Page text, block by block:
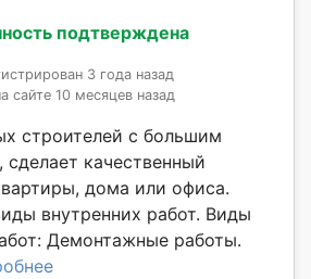
подтверждена
3 года назад
сайте 10 месяцев назад
строителей с большим
качественный
дома или офиса.
внутренних работ. Виды
Демонтажные работы.